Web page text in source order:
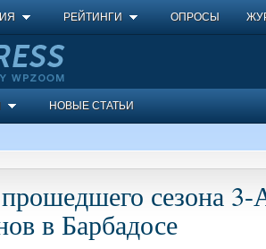
РЕЙТИНГИ ОПРОСЫ
НОВЫЕ СТАТЬИ
сезона
в Барбадосе